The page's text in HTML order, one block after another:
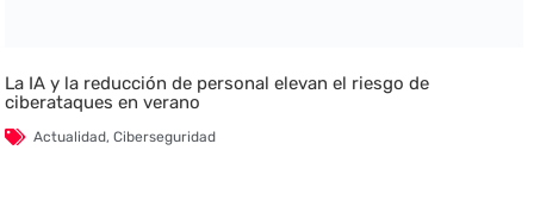
La IA y la reducción de personal elevan el riesgo de
ciberataques en verano
Actualidad,Ciberseguridad